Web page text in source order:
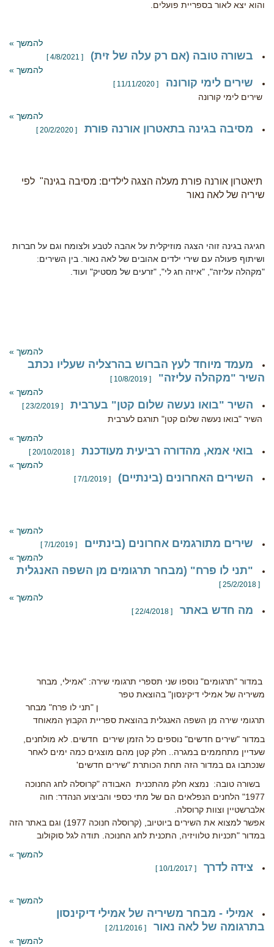
והוא יצא לאור בספריית פועלים.
להמשך »
בשורה טובה (אם רק עלה של זית) [ 4/8/2021 ]
להמשך »
שירים לימי קורונה [ 11/11/2020 ]
שירים לימי קורונה
להמשך »
מסיבה בגינה בתאטרון אורנה פורת [ 20/2/2020 ]
תיאטרון אורנה פורת מעלה הצגה לילדים: מסיבה בגינה" לפי
שיריה של לאה נאור
חגיגה בגינה זוהי הצגה מוזיקלית על אהבה לטבע ולצומח וגם על חברות
ושיתוף פעולה עם שירי ילדים אהובים של לאה נאור. בין השירים:
"מקהלה עליזה", "איזה חג לי", "זרעים של מסטיק" ועוד.
להמשך »
מעמד מיוחד לעץ הברוש בהרצליה שעליו נכתב
השיר "מקהלה עליזה"
[ 10/8/2019 ]
להמשך »
השיר "בואו נעשה שלום קטן" בערבית [ 23/2/2019 ]
השיר "בואו נעשה שלום קטן" תורגם לערבית
להמשך »
בואי אמא, מהדורה רביעית מעודכנת [ 20/10/2018 ]
להמשך »
השירים האחרונים (בינתיים) [ 7/1/2019 ]
להמשך »
שירים מתורגמים אחרונים (בינתיים [ 7/1/2019 ]
להמשך »
"תני לו פרח" (מבחר תרגומים מן השפה האנגלית
[ 25/2/2018 ]
להמשך »
מה חדש באתר [ 22/4/2018 ]
במדור "תרגומים" נוספו שני תספרי תרגומי שירה: "אמילי, מבחר
משיריה של אמילי דיקינסון" בהוצאת טפר
ן "תני לו פרח" מבחר
תרגומי שירה מן השפה האנגלית בהוצאת ספריית הקבוץ המאוחד
במדור "שירים חדשים" נוספים כל הזמן שירים חדשים. לא מולחנים,
שעדיין מתחממים במגרה.. חלק קטן מהם מוצגים כמה ימים לאחר
שנכתבו גם במדור הזה תחת הכותרת "שירים חדשים'
בשורה טובה: נמצא חלק מהתכנית האבודה "קרוסלה לחג החנוכה
1977" הלחנים הנפלאים הם של מתי כספי והביצוע הנהדר: חוה
אלברשטיין וצוות קרוסלה.
אפשר למצוא את השירים ביוטיוב, (קרוסלה חנוכה 1977) וגם באתר הזה
במדור "תכניות טלוויזיה, התכנית לחג החנוכה. תודה לגל סוקולוב
להמשך »
צידה לדרך [ 10/1/2017 ]
להמשך »
אמילי - מבחר משיריה של אמילי דיקינסון
בתרגומה של לאה נאור
[ 2/11/2016 ]
להמשך »